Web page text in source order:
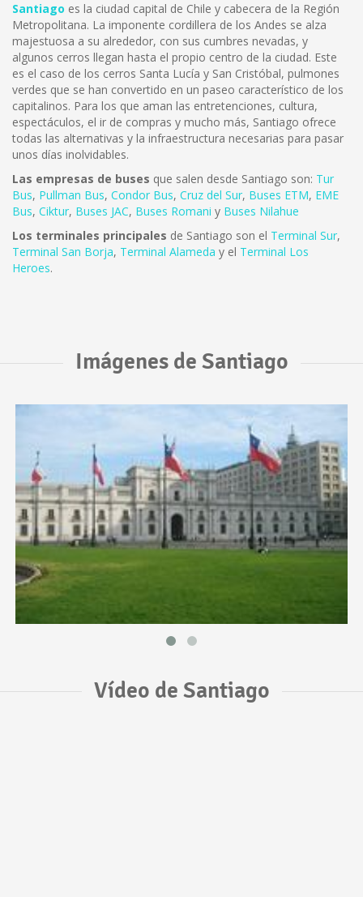
Santiago es la ciudad capital de Chile y cabecera de la Región
Metropolitana. La imponente cordillera de los Andes se alza
majestuosa a su alrededor, con sus cumbres nevadas, y
algunos cerros llegan hasta el propio centro de la ciudad. Este
es el caso de los cerros Santa Lucía y San Cristóbal, pulmones
verdes que se han convertido en un paseo característico de los
capitalinos. Para los que aman las entretenciones, cultura,
espectáculos, el ir de compras y mucho más, Santiago ofrece
todas las alternativas y la infraestructura necesarias para pasar
unos días inolvidables.
Las empresas de buses que salen desde Santiago son: Tur
Bus, Pullman Bus, Condor Bus, Cruz del Sur, Buses ETM, EME
Bus, Ciktur, Buses JAC, Buses Romani y Buses Nilahue
Los terminales principales de Santiago son el Terminal Sur,
Terminal San Borja, Terminal Alameda y el Terminal Los
Heroes.
Imágenes de Santiago
Vídeo de Santiago